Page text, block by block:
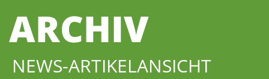
ARCHIV
NEWS-ARTIKELANSICHT